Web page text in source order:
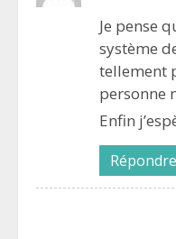
Je pense
système
tellement
personne
Enfin
Répondre